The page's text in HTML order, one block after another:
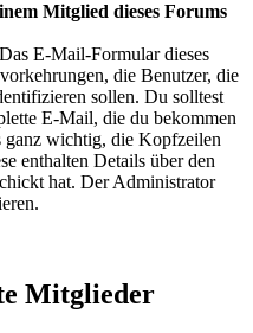
Mitglied dieses Forums
E-Mail-Formular dieses
die Benutzer, die
sollen. Du solltest
E-Mail, die du bekommen
ganz wichtig, die Kopfzeilen
enthalten Details über den
hat. Der Administrator
Mitglieder